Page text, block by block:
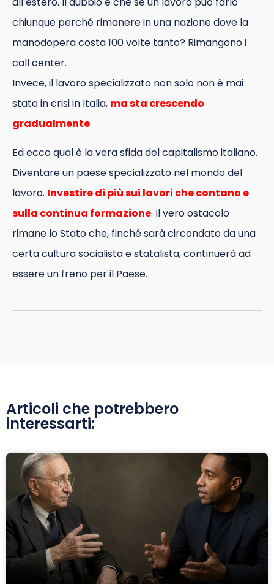
chiunque perché rimanere in una nazione dove la
manodopera costa 100 volte tanto? Rimangono i
call center.
Invece, il lavoro specializzato non solo non è mai
stato in crisi in Italia, ma sta crescendo
gradualmente.
Ed ecco qual è la vera sfida del capitalismo italiano.
Diventare un paese specializzato nel mondo del
lavoro. Investire di più sui lavori che contano e
sulla continua formazione. Il vero ostacolo
rimane lo Stato che, finché sarà circondato da una
certa cultura socialista e statalista, continuerà ad
essere un freno per il Paese.
Articoli che potrebbero
interessarti: